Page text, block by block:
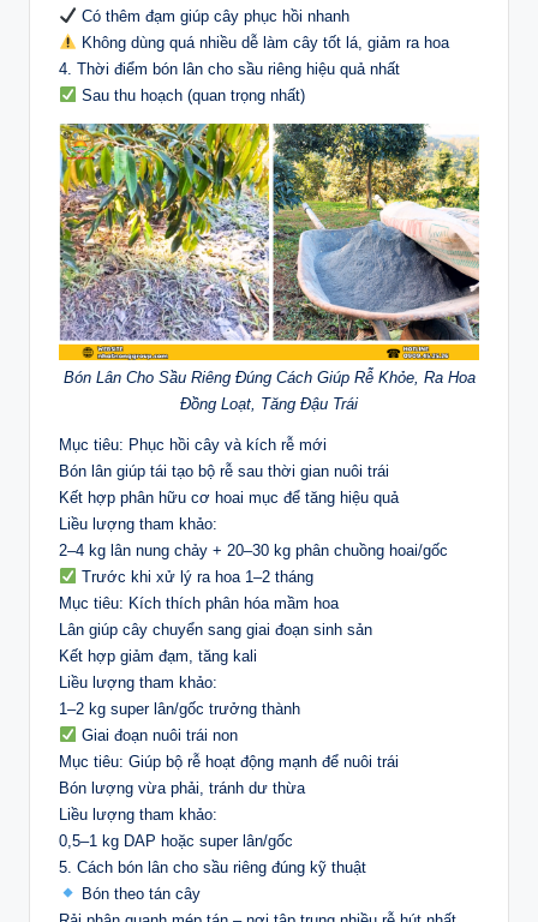
Có thêm đạm giúp cây phục hồi nhanh
Không dùng quá nhiều dễ làm cây tốt lá, giảm ra hoa
4. Thời điểm bón lân cho sầu riêng hiệu quả nhất
Sau thu hoạch (quan trọng nhất)
Bón Lân Cho Sầu Riêng Đúng Cách Giúp Rễ Khỏe, Ra Hoa
Đồng Loạt, Tăng Đậu Trái
Mục tiêu: Phục hồi cây và kích rễ mới
Bón lân giúp tái tạo bộ rễ sau thời gian nuôi trái
Kết hợp phân hữu cơ hoai mục để tăng hiệu quả
Liều lượng tham khảo:
2–4 kg lân nung chảy + 20–30 kg phân chuồng hoai/gốc
Trước khi xử lý ra hoa 1–2 tháng
Mục tiêu: Kích thích phân hóa mầm hoa
Lân giúp cây chuyển sang giai đoạn sinh sản
Kết hợp giảm đạm, tăng kali
Liều lượng tham khảo:
1–2 kg super lân/gốc trưởng thành
Giai đoạn nuôi trái non
Mục tiêu: Giúp bộ rễ hoạt động mạnh để nuôi trái
Bón lượng vừa phải, tránh dư thừa
Liều lượng tham khảo:
0,5–1 kg DAP hoặc super lân/gốc
5. Cách bón lân cho sầu riêng đúng kỹ thuật
Bón theo tán cây